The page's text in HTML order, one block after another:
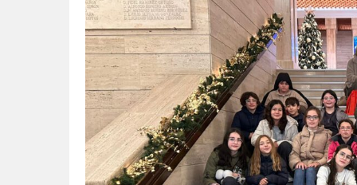
l
m
a
r
z
o
,
2